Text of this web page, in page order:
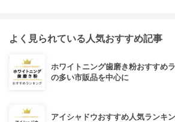
よく見られている人気おすすめ記事
ホワイトニング歯磨き粉おすすめ
の多い市販品を中心に
アイシャドウおすすめ人気ランキ